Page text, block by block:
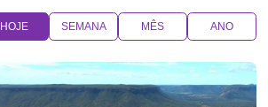
HOJE SEMANA MÊS ANO